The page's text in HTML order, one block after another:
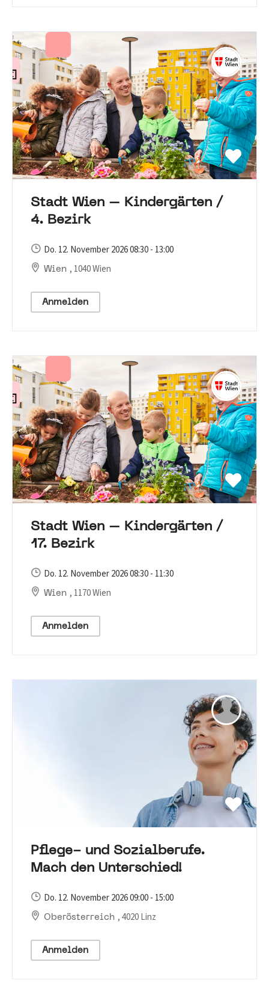
Stadt Wien – Kindergärten /
4. Bezirk
Do. 12. November 2026 08:30 - 13:00
Wien , 1040 Wien
Anmelden
Stadt Wien – Kindergärten /
17. Bezirk
Do. 12. November 2026 08:30 - 11:30
Wien , 1170 Wien
Anmelden
Pflege- und Sozialberufe.
Mach den Unterschied!
Do. 12. November 2026 09:00 - 15:00
Oberösterreich , 4020 Linz
Anmelden